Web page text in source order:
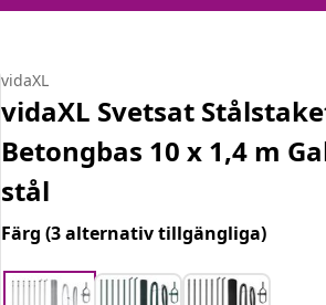
vidaXL
vidaXL Svetsat
Betongbas 10 x 1,4 m
stål
Färg(3 alternativ tillgängliga)